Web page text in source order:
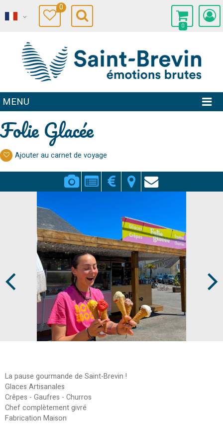
0
0
MENU
Folie Glacée
Ajouter au carnet de voyage
La pause gourmande de Saint-Brevin !
Glaces Artisanales
Crêpes - Gaufres - Churros
Chef complètement givré
Fabrication Maison